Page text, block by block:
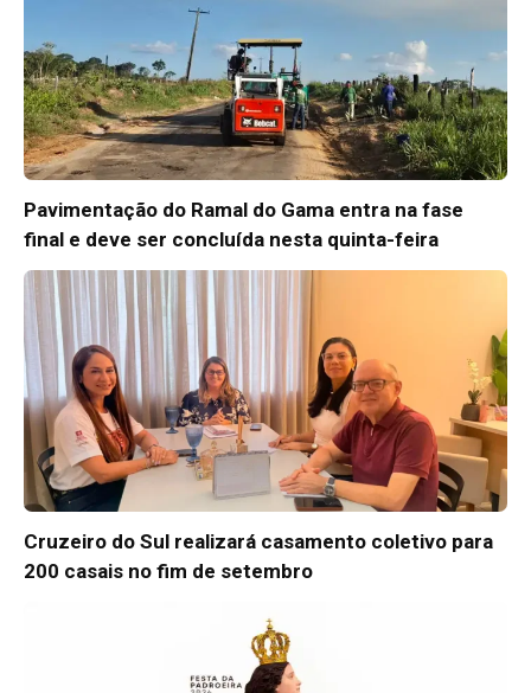
Pavimentação do Ramal do Gama entra na fase
final e deve ser concluída nesta quinta-feira
Cruzeiro do Sul realizará casamento coletivo para
200 casais no fim de setembro